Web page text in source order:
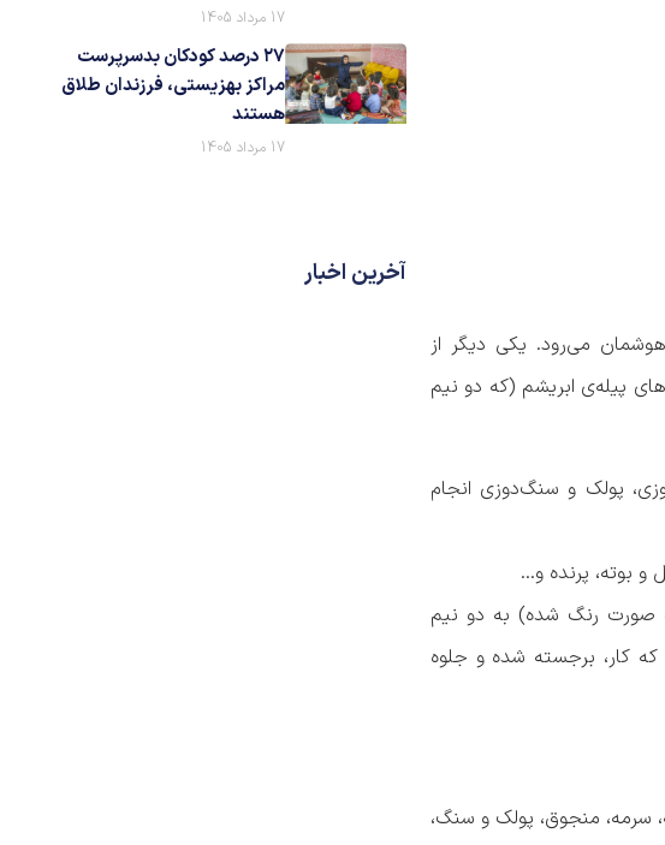
می‌رود. یکی دیگر از
پیله‌ی ابریشم (که دو نیم
پولک و سنگ‌دوزی انجام
و بوته، پرنده و…
صورت رنگ شده) به دو نیم
که کار، برجسته شده و جلوه
سرمه، منجوق، پولک و سنگ،
17 مرداد 1405
۲۷ درصد کودکان بدسرپرست
مراکز بهزیستی، فرزندان طلاق
هستند
17 مرداد 1405
آخرین اخبار